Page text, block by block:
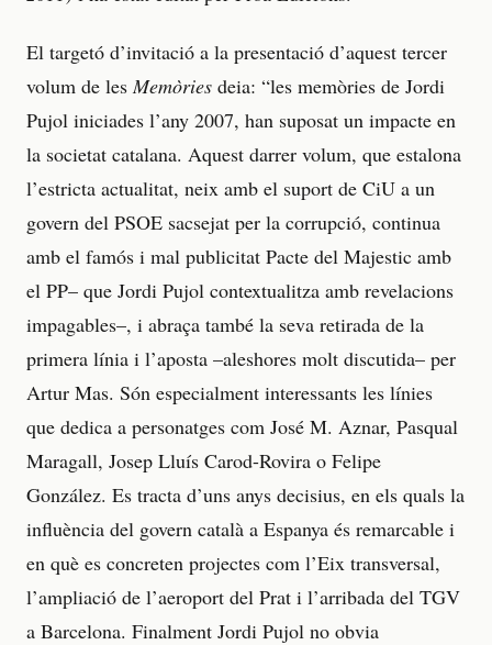
El targetó d’invitació a la presentació d’aquest tercer
volum de lesMemòries deia: “les memòries de Jordi
Pujol iniciades l’any 2007, han suposat un impacte en
la societat catalana. Aquest darrer volum, que estalona
l’estricta actualitat, neix amb el suport de CiU a un
govern del PSOE sacsejat per la corrupció, continua
amb el famós i mal publicitat Pacte del Majestic amb
el PP– que Jordi Pujol contextualitza amb revelacions
impagables–, i abraça també la seva retirada de la
primera línia i l’aposta –aleshores molt discutida– per
Artur Mas. Són especialment interessants les línies
que dedica a personatges com José M. Aznar, Pasqual
Maragall, Josep Lluís Carod-Rovira o Felipe
González. Es tracta d’uns anys decisius, en els quals la
influència del govern català a Espanya és remarcable i
en què es concreten projectes com l’Eix transversal,
l’ampliació de l’aeroport del Prat i l’arribada del TGV
a Barcelona. Finalment Jordi Pujol no obvia